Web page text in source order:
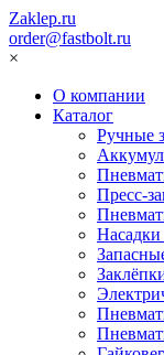
Zaklep.ru
order@fastbolt.ru
×
О компании
Каталог
Ручные
Пресс-
Насадки